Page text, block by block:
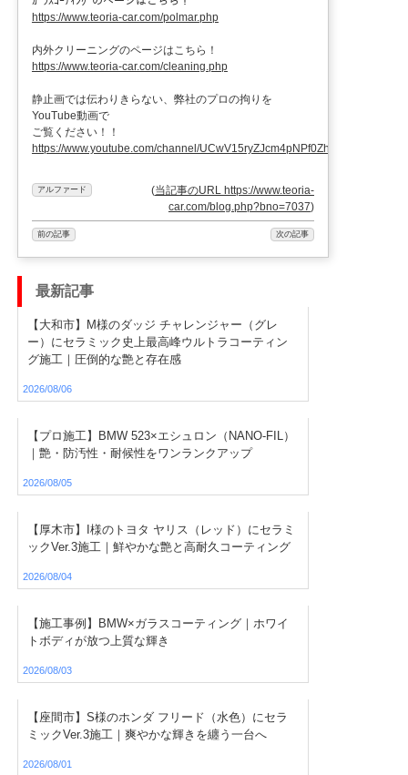
https://www.teoria-car.com/polmar.php
内外クリーニングのページはこちら！
https://www.teoria-car.com/cleaning.php
静止画では伝わりきらない、弊社のプロの拘りを
YouTube動画で
ご覧ください！！
https://www.youtube.com/channel/UCwV15ryZJcm4pNPf0ZhXu9g
アルファード (当記事のURL https://www.teoria-
car.com/blog.php?bno=7037)
前の記事 次の記事
最新記事
【大和市】M様のダッジ チャレンジャー（グレ
ー）にセラミック史上最高峰ウルトラコーティン
グ施工｜圧倒的な艶と存在感
2026/08/06
【プロ施工】BMW 523×エシュロン（NANO-FIL）
｜艶・防汚性・耐候性をワンランクアップ
2026/08/05
【厚木市】I様のトヨタ ヤリス（レッド）にセラミ
ックVer.3施工｜鮮やかな艶と高耐久コーティング
2026/08/04
【施工事例】BMW×ガラスコーティング｜ホワイ
トボディが放つ上質な輝き
2026/08/03
【座間市】S様のホンダ フリード（水色）にセラ
ミックVer.3施工｜爽やかな輝きを纏う一台へ
2026/08/01